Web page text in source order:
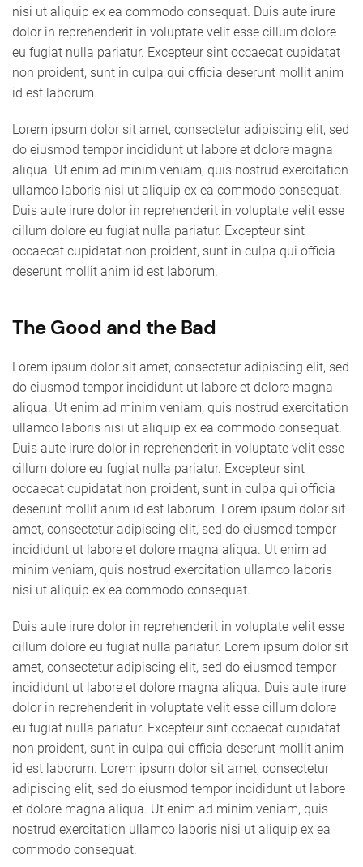
nisi ut aliquip ex ea commodo consequat. Duis aute irure
dolor in reprehenderit in voluptate velit esse cillum dolore
eu fugiat nulla pariatur. Excepteur sint occaecat cupidatat
non proident, sunt in culpa qui officia deserunt mollit anim
id est laborum.
Lorem ipsum dolor sit amet, consectetur adipiscing elit, sed
do eiusmod tempor incididunt ut labore et dolore magna
aliqua. Ut enim ad minim veniam, quis nostrud exercitation
ullamco laboris nisi ut aliquip ex ea commodo consequat.
Duis aute irure dolor in reprehenderit in voluptate velit esse
cillum dolore eu fugiat nulla pariatur. Excepteur sint
occaecat cupidatat non proident, sunt in culpa qui officia
deserunt mollit anim id est laborum.
The Good and the Bad
Lorem ipsum dolor sit amet, consectetur adipiscing elit, sed
do eiusmod tempor incididunt ut labore et dolore magna
aliqua. Ut enim ad minim veniam, quis nostrud exercitation
ullamco laboris nisi ut aliquip ex ea commodo consequat.
Duis aute irure dolor in reprehenderit in voluptate velit esse
cillum dolore eu fugiat nulla pariatur. Excepteur sint
occaecat cupidatat non proident, sunt in culpa qui officia
deserunt mollit anim id est laborum. Lorem ipsum dolor sit
amet, consectetur adipiscing elit, sed do eiusmod tempor
incididunt ut labore et dolore magna aliqua. Ut enim ad
minim veniam, quis nostrud exercitation ullamco laboris
nisi ut aliquip ex ea commodo consequat.
Duis aute irure dolor in reprehenderit in voluptate velit esse
cillum dolore eu fugiat nulla pariatur. Lorem ipsum dolor sit
amet, consectetur adipiscing elit, sed do eiusmod tempor
incididunt ut labore et dolore magna aliqua. Duis aute irure
dolor in reprehenderit in voluptate velit esse cillum dolore
eu fugiat nulla pariatur. Excepteur sint occaecat cupidatat
non proident, sunt in culpa qui officia deserunt mollit anim
id est laborum. Lorem ipsum dolor sit amet, consectetur
adipiscing elit, sed do eiusmod tempor incididunt ut labore
et dolore magna aliqua. Ut enim ad minim veniam, quis
nostrud exercitation ullamco laboris nisi ut aliquip ex ea
commodo consequat.